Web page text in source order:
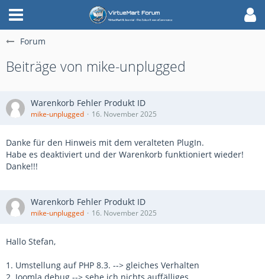
Forum
Beiträge von mike-unplugged
Warenkorb Fehler Produkt ID
mike-unplugged 16. November 2025
Danke für den Hinweis mit dem veralteten PlugIn.
Habe es deaktiviert und der Warenkorb funktioniert wieder!
Danke!!!
Warenkorb Fehler Produkt ID
mike-unplugged 16. November 2025
Hallo Stefan,
1. Umstellung auf PHP 8.3. --> gleiches Verhalten